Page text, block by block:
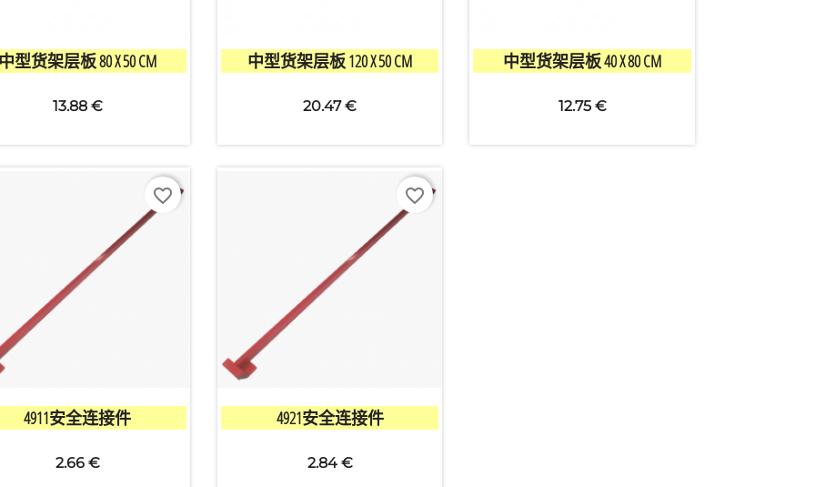
快速查看
型货架层板 80 X 50 CM
13.88 €
快速查看
中型货架层板 120 X 50 CM
20.47 €
快速查看
中型货架层板 40 X 80 CM
12.75 €
快速查看
4911安全连接件
2.66 €
favorite_border
快速查看
4921安全连接件
2.84 €
favorite_border
心愿单 ×
创建心愿单